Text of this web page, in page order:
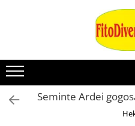
Seminte Ardei